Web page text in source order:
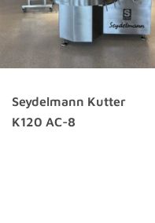
Seydelmann Kutter
K120 AC-8